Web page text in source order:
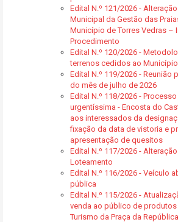
Edital N.º 121/2026 -
Municipal da Gestão das
Município de Torres Vedras –
Procedimento
Edital N.º 120/2026 -
terrenos cedidos ao Município
Edital N.º 119/2026 - Reunião
do mês de julho de 2026
Edital N.º 118/2026 -
urgentíssima - Encosta do
aos interessados da
fixação da data de vistoria e
apresentação de quesitos
Edital N.º 117/2026 -
Loteamento
Edital N.º 116/2026 - Veículo
pública
Edital N.º 115/2026 -
venda ao público de
Turismo da Praça da